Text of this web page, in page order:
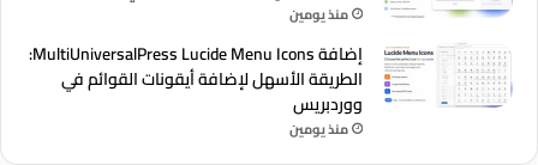
منذ يومين
إضافة MultiUniversalPress Lucide Menu Icons:
الطريقة الأسهل لإضافة أيقونات القوائم في
ووردبريس
منذ يومين